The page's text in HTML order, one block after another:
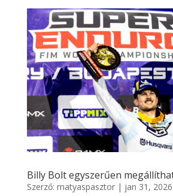
Billy Bolt egyszerűen
Szerző: matyaspasztor| jan 31, 2026